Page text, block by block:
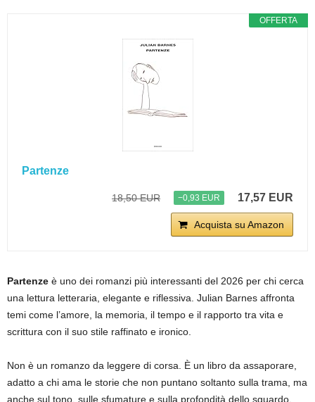
OFFERTA
Partenze
18,50 EUR −0,93 EUR 17,57 EUR
Acquista su Amazon
Partenze è uno dei romanzi più interessanti del 2026 per chi cerca
una lettura letteraria, elegante e riflessiva. Julian Barnes affronta
temi come l’amore, la memoria, il tempo e il rapporto tra vita e
scrittura con il suo stile raffinato e ironico.
Non è un romanzo da leggere di corsa. È un libro da assaporare,
adatto a chi ama le storie che non puntano soltanto sulla trama, ma
anche sul tono, sulle sfumature e sulla profondità dello sguardo.